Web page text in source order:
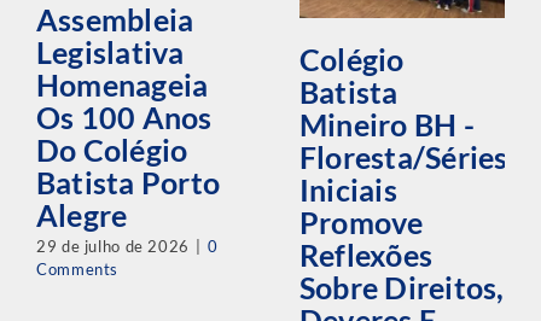
Assembleia
Legislativa
Homenageia
Os 100 Anos
Do Colégio
Batista Porto
Alegre
29 de julho de 2026
0
Comments
Colégio
Batista
Mineiro BH -
Floresta/Séries
Iniciais
Promove
Reflexões
Sobre Direitos,